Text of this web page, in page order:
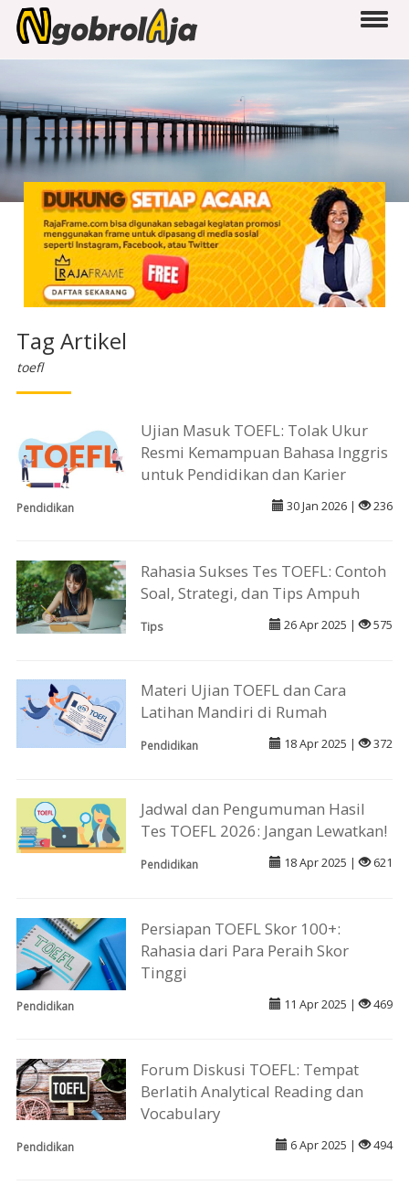
Tag Artikel
toefl
Ujian Masuk TOEFL: Tolak Ukur
Resmi Kemampuan Bahasa Inggris
untuk Pendidikan dan Karier
Pendidikan 30 Jan 2026 | 236
Rahasia Sukses Tes TOEFL: Contoh
Soal, Strategi, dan Tips Ampuh
Tips 26 Apr 2025 | 575
Materi Ujian TOEFL dan Cara
Latihan Mandiri di Rumah
Pendidikan 18 Apr 2025 | 372
Jadwal dan Pengumuman Hasil
Tes TOEFL 2026: Jangan Lewatkan!
Pendidikan 18 Apr 2025 | 621
Persiapan TOEFL Skor 100+:
Rahasia dari Para Peraih Skor
Tinggi
Pendidikan 11 Apr 2025 | 469
Forum Diskusi TOEFL: Tempat
Berlatih Analytical Reading dan
Vocabulary
Pendidikan 6 Apr 2025 | 494